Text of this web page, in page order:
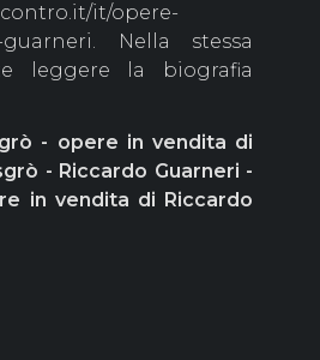
it/opere-
. Nella stessa
leggere la biografia
- opere in vendita di
- Riccardo Guarneri -
in vendita di Riccardo